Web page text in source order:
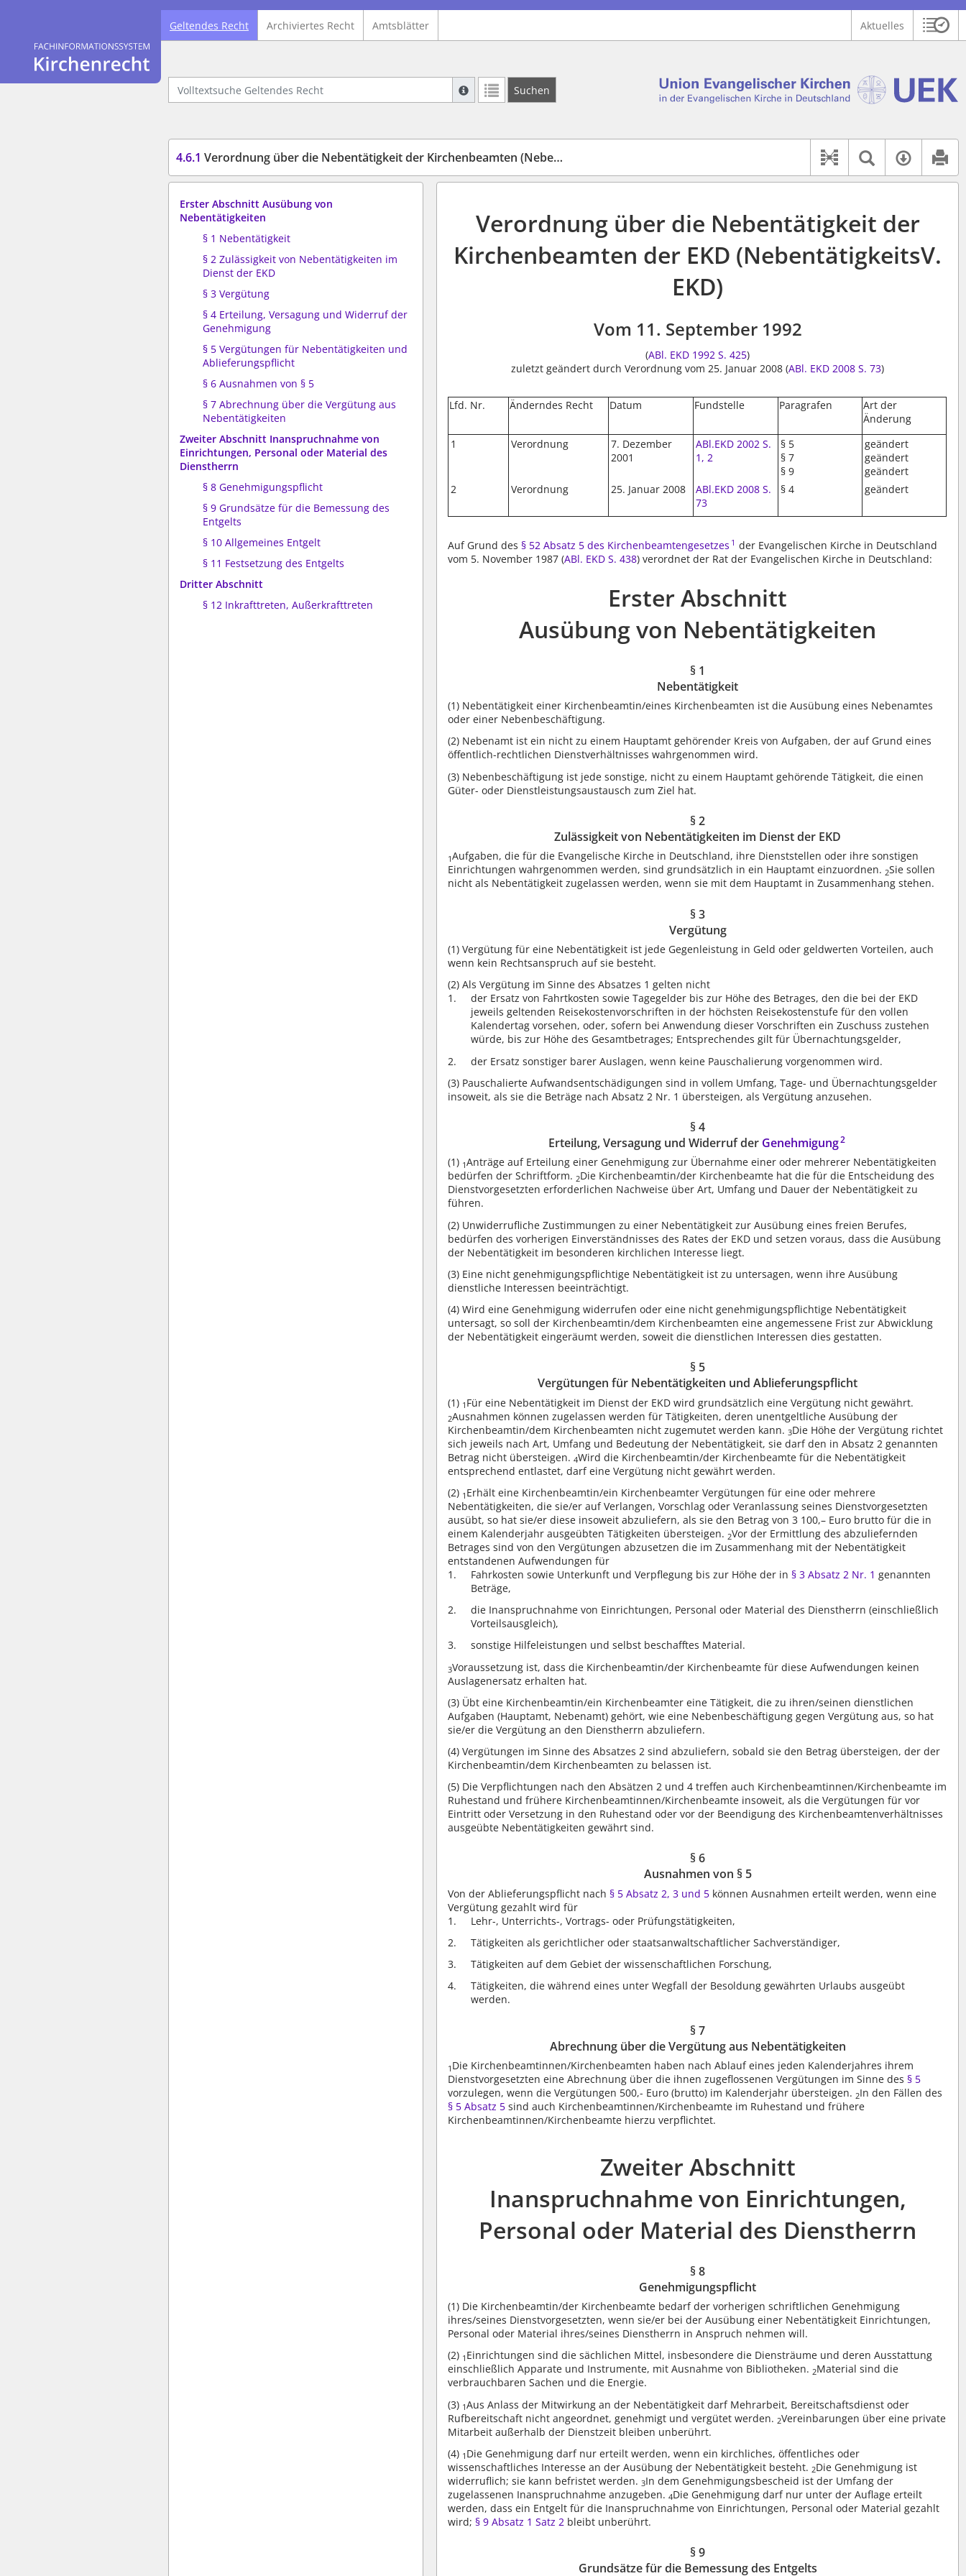
Logo Fachinformationssystem Kirchenrecht
Geltendes Recht Archiviertes Recht Amtsblätter Aktuelles
Volltextsuche Geltendes Recht
Suche mit Platzhalter "*", Bsp. Pfarrer*, findet auch: "Pfarrerinitiative" oder "Pfarrerausschuss".
Suchen
4.6.1 Verordnung über die Nebentätigkeit der Kirchenbeamten (NebentätigkeitsV.EKD)
Dokument-
Textsuche
Erster Abschnitt Ausübung von
Nebentätigkeiten
§ 1 Nebentätigkeit
§ 2 Zulässigkeit von Nebentätigkeiten im
Dienst der EKD
§ 3 Vergütung
§ 4 Erteilung, Versagung und Widerruf der
Genehmigung
§ 5 Vergütungen für Nebentätigkeiten und
Ablieferungspflicht
§ 6 Ausnahmen von § 5
§ 7 Abrechnung über die Vergütung aus
Nebentätigkeiten
Zweiter Abschnitt Inanspruchnahme von
Einrichtungen, Personal oder Material des
Dienstherrn
§ 8 Genehmigungspflicht
§ 9 Grundsätze für die Bemessung des
Entgelts
§ 10 Allgemeines Entgelt
§ 11 Festsetzung des Entgelts
Dritter Abschnitt
§ 12 Inkrafttreten, Außerkrafttreten
Verordnung über die Nebentätigkeit der
Kirchenbeamten der EKD (NebentätigkeitsV.
EKD)
Vom 11. September 1992
(ABl. EKD 1992 S. 425)
zuletzt geändert durch Verordnung vom 25. Januar 2008 (ABl. EKD 2008 S. 73)
Lfd. Nr. Änderndes Recht Datum Fundstelle Paragrafen
Art der
Änderung
1
Verordnung
7. Dezember
2001
ABl.EKD 2002 S.
1, 2
§ 5
§ 7
§ 9
geändert
geändert
geändert
2
Verordnung 25. Januar 2008
ABl.EKD 2008 S.
73
§ 4 geändert
Auf Grund des§ 52 Absatz 5 des Kirchenbeamtengesetzes 1 der Evangelischen Kirche in Deutschland
vom 5. November 1987 (ABl. EKD S. 438) verordnet der Rat der Evangelischen Kirche in Deutschland:
Erster Abschnitt
Ausübung von Nebentätigkeiten
§ 1
Nebentätigkeit
(1) Nebentätigkeit einer Kirchenbeamtin/eines Kirchenbeamten ist die Ausübung eines Nebenamtes
oder einer Nebenbeschäftigung.
(2) Nebenamt ist ein nicht zu einem Hauptamt gehörender Kreis von Aufgaben, der auf Grund eines
öffentlich-rechtlichen Dienstverhältnisses wahrgenommen wird.
(3) Nebenbeschäftigung ist jede sonstige, nicht zu einem Hauptamt gehörende Tätigkeit, die einen
Güter- oder Dienstleistungsaustausch zum Ziel hat.
§ 2
Zulässigkeit von Nebentätigkeiten im Dienst der EKD
1Aufgaben, die für die Evangelische Kirche in Deutschland, ihre Dienststellen oder ihre sonstigen
Einrichtungen wahrgenommen werden, sind grundsätzlich in ein Hauptamt einzuordnen. 2Sie sollen
nicht als Nebentätigkeit zugelassen werden, wenn sie mit dem Hauptamt in Zusammenhang stehen.
§ 3
Vergütung
(1) Vergütung für eine Nebentätigkeit ist jede Gegenleistung in Geld oder geldwerten Vorteilen, auch
wenn kein Rechtsanspruch auf sie besteht.
(2) Als Vergütung im Sinne des Absatzes 1 gelten nicht
der Ersatz von Fahrtkosten sowie Tagegelder bis zur Höhe des Betrages, den die bei der EKD
jeweils geltenden Reisekostenvorschriften in der höchsten Reisekostenstufe für den vollen
Kalendertag vorsehen, oder, sofern bei Anwendung dieser Vorschriften ein Zuschuss zustehen
würde, bis zur Höhe des Gesamtbetrages; Entsprechendes gilt für Übernachtungsgelder,
der Ersatz sonstiger barer Auslagen, wenn keine Pauschalierung vorgenommen wird.
(3) Pauschalierte Aufwandsentschädigungen sind in vollem Umfang, Tage- und Übernachtungsgelder
insoweit, als sie die Beträge nach Absatz 2 Nr. 1 übersteigen, als Vergütung anzusehen.
§ 4
Erteilung, Versagung und Widerruf der Genehmigung2
(1) 1Anträge auf Erteilung einer Genehmigung zur Übernahme einer oder mehrerer Nebentätigkeiten
bedürfen der Schriftform. 2Die Kirchenbeamtin/der Kirchenbeamte hat die für die Entscheidung des
Dienstvorgesetzten erforderlichen Nachweise über Art, Umfang und Dauer der Nebentätigkeit zu
führen.
(2) Unwiderrufliche Zustimmungen zu einer Nebentätigkeit zur Ausübung eines freien Berufes,
bedürfen des vorherigen Einverständnisses des Rates der EKD und setzen voraus, dass die Ausübung
der Nebentätigkeit im besonderen kirchlichen Interesse liegt.
(3) Eine nicht genehmigungspflichtige Nebentätigkeit ist zu untersagen, wenn ihre Ausübung
dienstliche Interessen beeinträchtigt.
(4) Wird eine Genehmigung widerrufen oder eine nicht genehmigungspflichtige Nebentätigkeit
untersagt, so soll der Kirchenbeamtin/dem Kirchenbeamten eine angemessene Frist zur Abwicklung
der Nebentätigkeit eingeräumt werden, soweit die dienstlichen Interessen dies gestatten.
§ 5
Vergütungen für Nebentätigkeiten und Ablieferungspflicht
(1) 1 Für eine Nebentätigkeit im Dienst der EKD wird grundsätzlich eine Vergütung nicht gewährt.
2Ausnahmen können zugelassen werden für Tätigkeiten, deren unentgeltliche Ausübung der
Kirchenbeamtin/dem Kirchenbeamten nicht zugemutet werden kann.3Die Höhe der Vergütung richtet
sich jeweils nach Art, Umfang und Bedeutung der Nebentätigkeit, sie darf den in Absatz 2 genannten
Betrag nicht übersteigen.4Wird die Kirchenbeamtin/der Kirchenbeamte für die Nebentätigkeit
entsprechend entlastet, darf eine Vergütung nicht gewährt werden.
(2) 1 Erhält eine Kirchenbeamtin/ein Kirchenbeamter Vergütungen für eine oder mehrere
Nebentätigkeiten, die sie/er auf Verlangen, Vorschlag oder Veranlassung seines Dienstvorgesetzten
ausübt, so hat sie/er diese insoweit abzuliefern, als sie den Betrag von 3 100,– Euro brutto für die in
einem Kalenderjahr ausgeübten Tätigkeiten übersteigen. 2Vor der Ermittlung des abzuliefernden
Betrages sind von den Vergütungen abzusetzen die im Zusammenhang mit der Nebentätigkeit
entstandenen Aufwendungen für
Fahrkosten sowie Unterkunft und Verpflegung bis zur Höhe der in§ 3 Absatz 2 Nr. 1 genannten
Beträge,
die Inanspruchnahme von Einrichtungen, Personal oder Material des Dienstherrn (einschließlich
Vorteilsausgleich),
sonstige Hilfeleistungen und selbst beschafftes Material.
3Voraussetzung ist, dass die Kirchenbeamtin/der Kirchenbeamte für diese Aufwendungen keinen
Auslagenersatz erhalten hat.
(3) Übt eine Kirchenbeamtin/ein Kirchenbeamter eine Tätigkeit, die zu ihren/seinen dienstlichen
Aufgaben (Hauptamt, Nebenamt) gehört, wie eine Nebenbeschäftigung gegen Vergütung aus, so hat
sie/er die Vergütung an den Dienstherrn abzuliefern.
(4) Vergütungen im Sinne des Absatzes 2 sind abzuliefern, sobald sie den Betrag übersteigen, der der
Kirchenbeamtin/dem Kirchenbeamten zu belassen ist.
(5) Die Verpflichtungen nach den Absätzen 2 und 4 treffen auch Kirchenbeamtinnen/Kirchenbeamte im
Ruhestand und frühere Kirchenbeamtinnen/Kirchenbeamte insoweit, als die Vergütungen für vor
Eintritt oder Versetzung in den Ruhestand oder vor der Beendigung des Kirchenbeamtenverhältnisses
ausgeübte Nebentätigkeiten gewährt sind.
§ 6
Ausnahmen von § 5
Von der Ablieferungspflicht nach § 5 Absatz 2, 3 und 5 können Ausnahmen erteilt werden, wenn eine
Vergütung gezahlt wird für
Lehr-, Unterrichts-, Vortrags- oder Prüfungstätigkeiten,
Tätigkeiten als gerichtlicher oder staatsanwaltschaftlicher Sachverständiger,
Tätigkeiten auf dem Gebiet der wissenschaftlichen Forschung,
Tätigkeiten, die während eines unter Wegfall der Besoldung gewährten Urlaubs ausgeübt
werden.
§ 7
Abrechnung über die Vergütung aus Nebentätigkeiten
1 Die Kirchenbeamtinnen/Kirchenbeamten haben nach Ablauf eines jeden Kalenderjahres ihrem
Dienstvorgesetzten eine Abrechnung über die ihnen zugeflossenen Vergütungen im Sinne des§ 5
vorzulegen, wenn die Vergütungen 500,- Euro (brutto) im Kalenderjahr übersteigen. 2In den Fällen des
§ 5 Absatz 5 sind auch Kirchenbeamtinnen/Kirchenbeamte im Ruhestand und frühere
Kirchenbeamtinnen/Kirchenbeamte hierzu verpflichtet.
Zweiter Abschnitt
Inanspruchnahme von Einrichtungen,
Personal oder Material des Dienstherrn
§ 8
Genehmigungspflicht
(1) Die Kirchenbeamtin/der Kirchenbeamte bedarf der vorherigen schriftlichen Genehmigung
ihres/seines Dienstvorgesetzten, wenn sie/er bei der Ausübung einer Nebentätigkeit Einrichtungen,
Personal oder Material ihres/seines Dienstherrn in Anspruch nehmen will.
(2) 1 Einrichtungen sind die sächlichen Mittel, insbesondere die Diensträume und deren Ausstattung
einschließlich Apparate und Instrumente, mit Ausnahme von Bibliotheken. 2Material sind die
verbrauchbaren Sachen und die Energie.
(3) 1Aus Anlass der Mitwirkung an der Nebentätigkeit darf Mehrarbeit, Bereitschaftsdienst oder
Rufbereitschaft nicht angeordnet, genehmigt und vergütet werden. 2Vereinbarungen über eine private
Mitarbeit außerhalb der Dienstzeit bleiben unberührt.
(4) 1 Die Genehmigung darf nur erteilt werden, wenn ein kirchliches, öffentliches oder
wissenschaftliches Interesse an der Ausübung der Nebentätigkeit besteht. 2Die Genehmigung ist
widerruflich; sie kann befristet werden.3In dem Genehmigungsbescheid ist der Umfang der
zugelassenen Inanspruchnahme anzugeben.4Die Genehmigung darf nur unter der Auflage erteilt
werden, dass ein Entgelt für die Inanspruchnahme von Einrichtungen, Personal oder Material gezahlt
wird; § 9 Absatz 1 Satz 2 bleibt unberührt.
§ 9
Grundsätze für die Bemessung des Entgelts